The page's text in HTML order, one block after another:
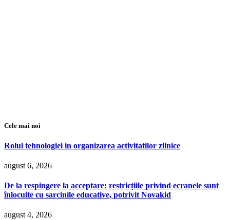
Cele mai noi
Rolul tehnologiei in organizarea activitatilor zilnice
august 6, 2026
De la respingere la acceptare: restricțiile privind ecranele sunt
înlocuite cu sarcinile educative, potrivit Novakid
august 4, 2026